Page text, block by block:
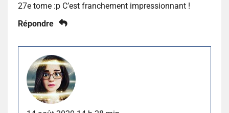
27e tome :p C’est franchement impressionnant !
Répondre